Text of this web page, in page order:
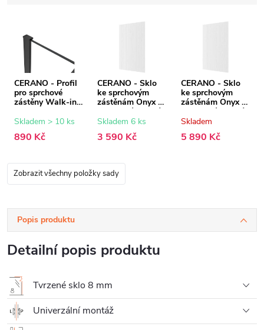
CERANO - Profil
pro sprchové
zástěny Walk-in
černá matná - 15
Skladem > 10 ks
890 Kč
CERANO - Sklo
ke sprchovým
zástěnám Onyx -
8 mm - rýhované
sklo - 60x200 cm
Skladem 6 ks
3 590 Kč
CERANO - Sklo
ke sprchovým
zástěnám Onyx -
8 mm - rýhované
sklo - 130x200
Skladem
5 890 Kč
Zobrazit všechny položky sady
Popis produktu
Detailní popis produktu
Tvrzené sklo 8 mm
Univerzální montáž